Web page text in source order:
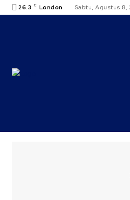
26.3 C London Sabtu, Agustus 8,